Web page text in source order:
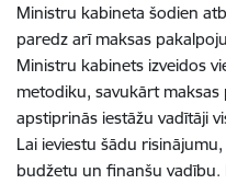
Ministru kabineta šodien
paredz arī maksas
Ministru kabinets izveidos
metodiku, savukārt
apstiprinās iestāžu vadītāji
Lai ieviestu šādu
budžetu un finanšu vadību.